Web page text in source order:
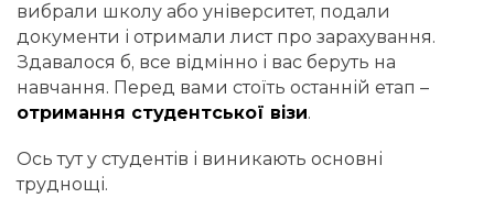
вибрали школу або університет, подали
документи і отримали лист про зарахування.
Здавалося б, все відмінно і вас беруть на
навчання. Перед вами стоїть останній етап –
отримання студентської візи.
Ось тут у студентів і виникають основні
труднощі.